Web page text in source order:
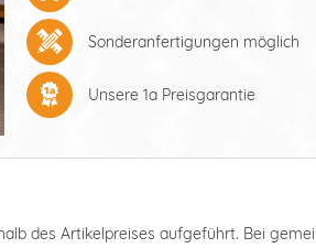
Sonderanfertigungen möglich
Unsere 1a Preisgarantie
des Artikelpreises aufgeführt. Bei